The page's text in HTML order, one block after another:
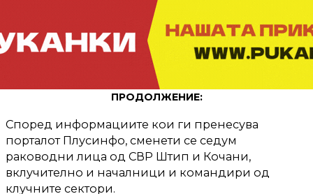
ПРОДОЛЖЕНИЕ:
Според информациите кои ги пренесува
порталот Плусинфо, сменети се седум
раководни лица од СВР Штип и Кочани,
вклучително и началници и командири од
клучните сектори.